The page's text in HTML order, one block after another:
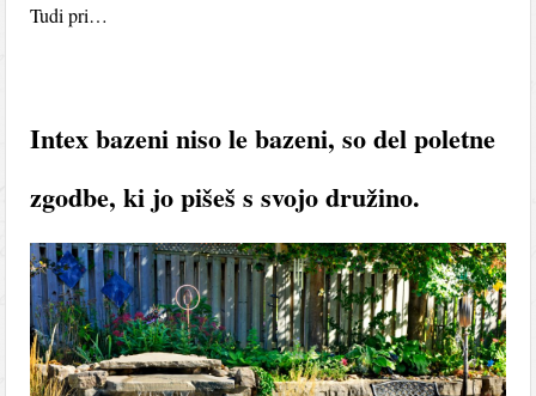
Tudi pri…
Intex bazeni niso le bazeni, so del poletne
zgodbe, ki jo pišeš s svojo družino.